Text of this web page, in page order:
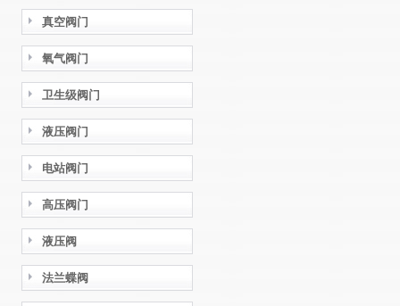
真空阀门
氧气阀门
卫生级阀门
液压阀门
电站阀门
高压阀门
液压阀
法兰蝶阀